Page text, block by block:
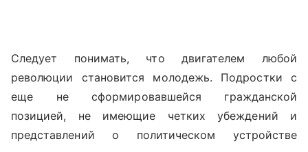
Следует понимать, что двигателем любой
революции становится молодежь. Подростки с
еще не сформировавшейся гражданской
позицией, не имеющие четких убеждений и
представлений о политическом устройстве